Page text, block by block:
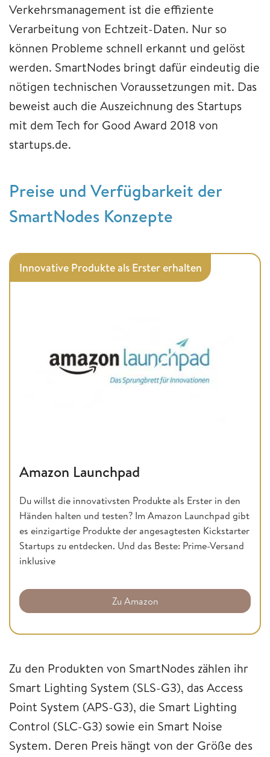
Verkehrsmanagement ist die effiziente
Verarbeitung von Echtzeit-Daten. Nur so
können Probleme schnell erkannt und gelöst
werden. SmartNodes bringt dafür eindeutig die
nötigen technischen Voraussetzungen mit. Das
beweist auch die Auszeichnung des Startups
mit dem Tech for Good Award 2018 von
startups.de.
Preise und Verfügbarkeit der
SmartNodes Konzepte
Innovative Produkte als Erster erhalten
Amazon Launchpad
Du willst die innovativsten Produkte als Erster in den
Händen halten und testen? Im Amazon Launchpad gibt
es einzigartige Produkte der angesagtesten Kickstarter
Startups zu entdecken. Und das Beste: Prime-Versand
inklusive
Zu Amazon
Zu den Produkten von SmartNodes zählen ihr
Smart Lighting System (SLS-G3), das Access
Point System (APS-G3), die Smart Lighting
Control (SLC-G3) sowie ein Smart Noise
System. Deren Preis hängt von der Größe des